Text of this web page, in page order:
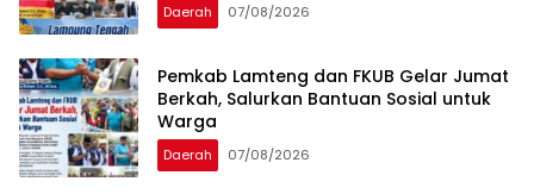
Daerah 07/08/2026
Pemkab Lamteng dan FKUB Gelar Jumat
Berkah, Salurkan Bantuan Sosial untuk
Warga
Daerah 07/08/2026